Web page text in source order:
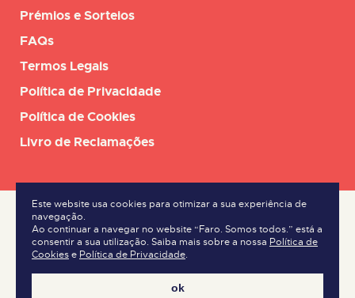
Este website usa cookies para otimizar a sua experiência de
navegação.
Ao continuar a navegar no website “Faro. Somos todos.” está a
consentir a sua utilização. Saiba mais sobre a nossa Política de
Cookies e Política de Privacidade.
ok
Prémios e Sorteios
FAQs
Termos Legais
Política de Privacidade
Política de Cookies
Livro de Reclamações